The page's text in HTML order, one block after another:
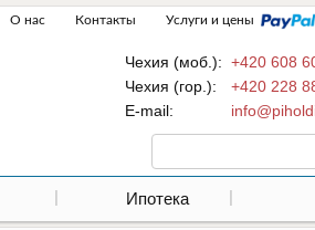
О нас Контакты Услуги и цены
Чехия (моб.): +420 608
Чехия (гор.):
+420 228
Е-mail:
Ипотека